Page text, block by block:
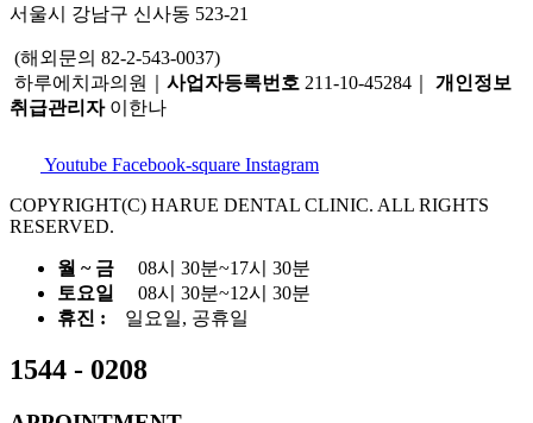
서울시 강남구 신사동 523-21
(해외문의 82-2-543-0037)
하루에치과의원｜ 사업자등록번호 211-10-45284｜ 개인정보
취급관리자이한나
Youtube Facebook-square Instagram
COPYRIGHT(C) HARUE DENTAL CLINIC. ALL RIGHTS
RESERVED.
월 ~ 금 08시 30분~17시 30분
토요일
08시 30분~12시 30분
휴진 : 일요일, 공휴일
1544 - 0208